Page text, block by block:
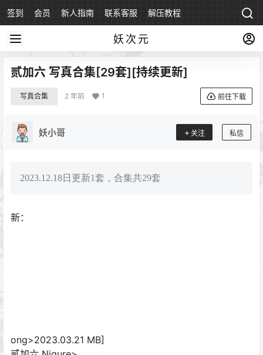
签到 会员 新人指南 联系客服 解压教程
妖次元
贰加六 写真合集[29套][持续更新]
写真合集 2 年前 1 前往下载
妖小哥 关注 私信
2023.12.18日更新1套，合集共29套
新：
ong>2023.03.21 MB]